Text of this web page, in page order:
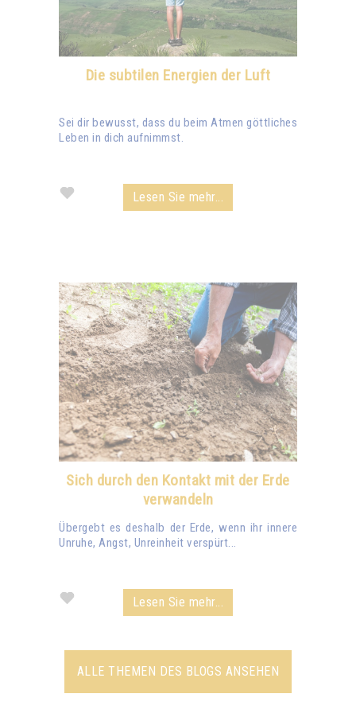
Die subtilen Energien der Luft
Sei dir bewusst, dass du beim Atmen göttliches
Leben in dich aufnimmst.
Lesen Sie mehr...
Sich durch den Kontakt mit der Erde
verwandeln
Übergebt es deshalb der Erde, wenn ihr innere
Unruhe, Angst, Unreinheit verspürt...
Lesen Sie mehr...
ALLE THEMEN DES BLOGS ANSEHEN